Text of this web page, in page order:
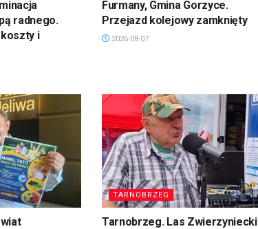
radnego.
koszty i
Furmany, Gmina Gorzyce.
Przejazd kolejowy zamknięty
2026-08-07
TARNOBRZEG
Tarnobrzeg. Las Zwierzyniecki